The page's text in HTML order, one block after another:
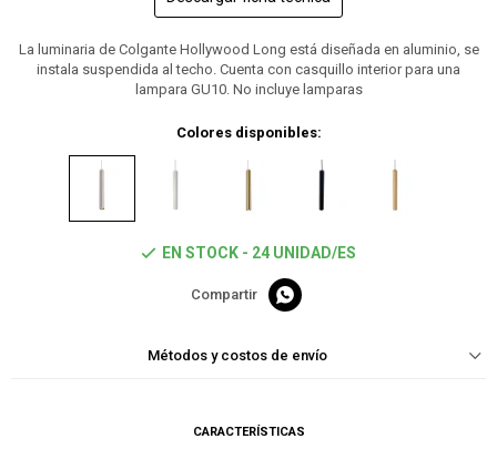
La luminaria de Colgante Hollywood Long está diseñada en aluminio, se
instala suspendida al techo. Cuenta con casquillo interior para una
lampara GU10. No incluye lamparas
Colores disponibles:
EN STOCK - 24 UNIDAD/ES

Métodos y costos de envío
CARACTERÍSTICAS